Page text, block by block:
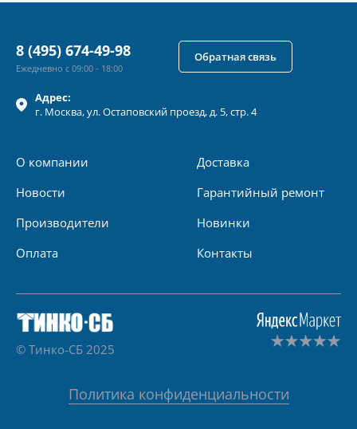
Адрес:
г. Москва, ул.Остаповский проезд, д. 5, стр. 4
О компании
Новости
Производители
Оплата
Доставка
Гарантийный ремонт
Новинки
Контакты
8 (495) 674-49-98
Ежедневно с 09:00 - 18:00
Обратная связь
© Тинко-СБ 2025
Политика конфиденциальности